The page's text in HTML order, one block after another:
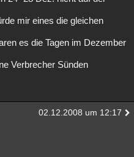
mir eines die gleichen
es die Tagen im Dezember
Verbrecher Sünden
02.12.2008 um 12:17